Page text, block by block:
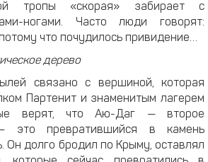
тропы «скорая» забирает с
ногами. Часто люди говорят:
что почудилось привидение…
дерево
связано с вершиной, которая
Партенит и знаменитым лагерем
верят, что Аю-Даг — второе
это превратившийся в камень
Он долго бродил по Крыму, оставлял